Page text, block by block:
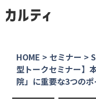
HOME > セミナー >
型トークセミナー】
院」に重要な3つのポ